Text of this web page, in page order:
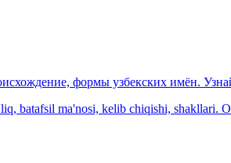
формы узбекских имён.
batafsil ma'nosi, kelib chiqishi, shakllari.